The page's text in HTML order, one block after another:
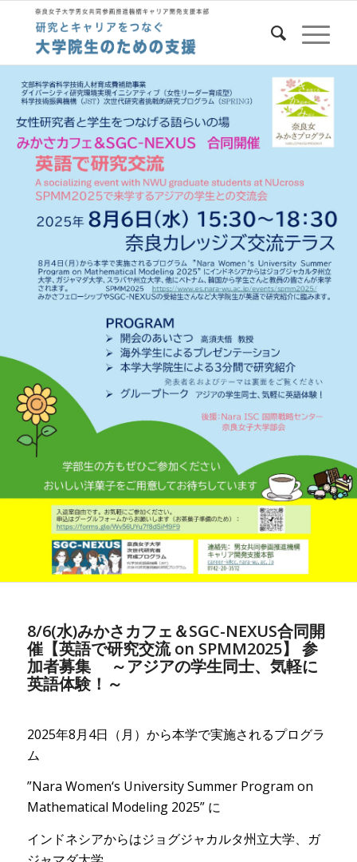
8/6(水)みかさカフェ＆SGC-NEXUS合同開
催【英語で研究交流 on SPMM2025】 参
加者募集 ～アジアの学生同士、気軽に
英語体験！～
2025年8月4日（月）から本学で実施されるプログラ
ム
”Nara Women‘s University Summer Program on
Mathematical Modeling 2025” に
インドネシアからはジョグジャカルタ州立大学、ガ